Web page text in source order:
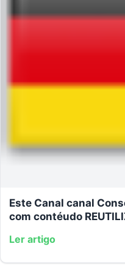
Este Canal canal
com contéudo
Ler artigo